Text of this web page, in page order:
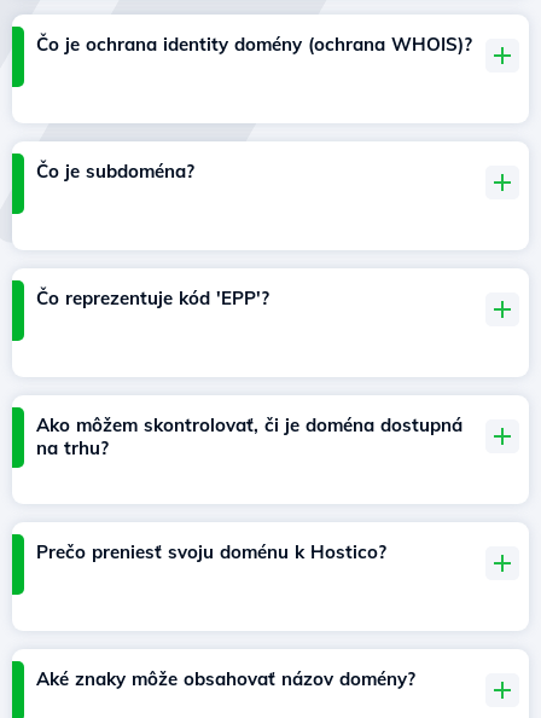
Čo je ochrana identity domény (ochrana WHOIS)?
Čo je subdoména?
Čo reprezentuje kód 'EPP'?
Ako môžem skontrolovať, či je doména dostupná
na trhu?
Prečo preniesť svoju doménu k Hostico?
Aké znaky môže obsahovať názov domény?